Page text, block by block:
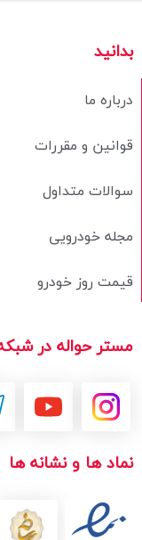
بدانید
درباره ما
قوانین و مقررات
سوالات متداول
مجله خودرویی
قیمت روز خودرو
مستر حواله در
نماد ها و نشانه ها